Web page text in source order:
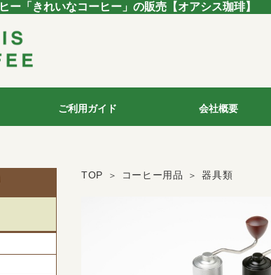
ー「きれいなコーヒー」の販売 【オアシス珈琲】
ご利用ガイド 会社概要
TOP コーヒー用品 器具類